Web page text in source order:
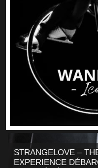
STRANGELOVE –
EXPERIENCE